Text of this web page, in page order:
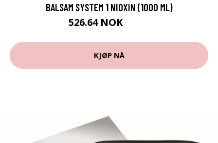
BALSAM SYSTEM 1 NIOXIN (1000 ML)
526.64 NOK
KJØP NÅ